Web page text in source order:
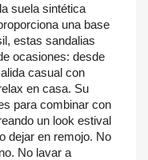
suela sintética
una base
estas sandalias
ocasiones: desde
casual con
en casa. Su
para combinar con
un look estival
dejar en remojo. No
No lavar a